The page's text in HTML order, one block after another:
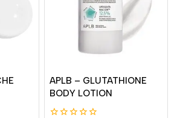
APLB – GLUTATHIONE
BODY LOTION